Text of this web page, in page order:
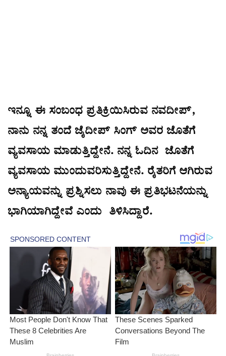
ಇನ್ನೂ ಈ ಸಂಬಂಧ ಪ್ರತಿಕ್ರಿಯಿಸಿರುವ ನವದೀಪ್,
ನಾನು ನನ್ನ ತಂದೆ ಜೈದೀಪ್ ಸಿಂಗ್ ಅವರ ಜೊತೆಗೆ
ವ್ಯವಸಾಯ ಮಾಡುತ್ತಿದ್ದೇನೆ. ನನ್ನ ಓದಿನ ಜೊತೆಗೆ
ವ್ಯವಸಾಯ ಮುಂದುವರಿಸುತ್ತಿದ್ದೇನೆ. ರೈತರಿಗೆ ಆಗಿರುವ
ಅನ್ಯಾಯವನ್ನು ಪ್ರಶ್ನಿಸಲು ನಾವು ಈ ಪ್ರತಿಭಟನೆಯನ್ನು
ಭಾಗಿಯಾಗಿದ್ದೇವೆ ಎಂದು ತಿಳಿಸಿದ್ದಾರೆ.